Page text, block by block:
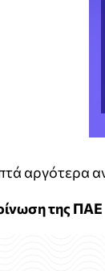
αργότερα
της ΠΑΕ